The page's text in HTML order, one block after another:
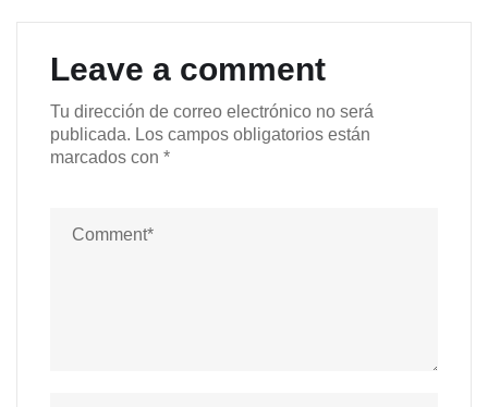
Leave a comment
Tu dirección de correo electrónico no será
publicada. Los campos obligatorios están
marcados con *